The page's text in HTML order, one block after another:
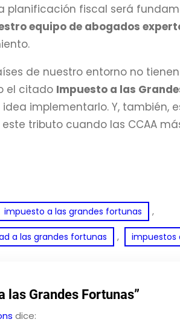
planificación fiscal será
equipo de abogados
de nuestro entorno no
el citado Impuesto a las
implementarlo. Y, también,
tributo cuando las CCAA
impuesto a las grandes fortunas ,
a las grandes fortunas , impuestos
las Grandes Fortunas”
dice: